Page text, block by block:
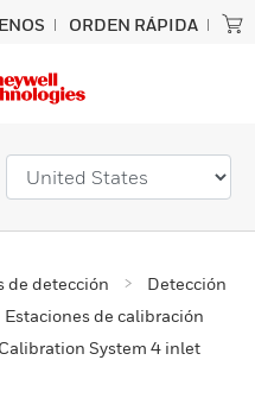
ORDEN RÁPIDA
de detección
Detección
Estaciones de calibración
System 4 inlet